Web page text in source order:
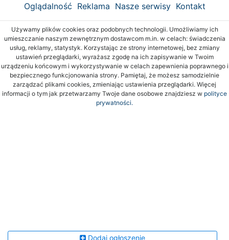
Oglądalność Reklama Nasze serwisy Kontakt
Używamy plików cookies oraz podobnych technologii. Umożliwiamy ich
umieszczanie naszym zewnętrznym dostawcom m.in. w celach: świadczenia
usług, reklamy, statystyk. Korzystając ze strony internetowej, bez zmiany
ustawień przeglądarki, wyrażasz zgodę na ich zapisywanie w Twoim
urządzeniu końcowym i wykorzystywanie w celach zapewnienia poprawnego i
bezpiecznego funkcjonowania strony. Pamiętaj, że możesz samodzielnie
zarządzać plikami cookies, zmieniając ustawienia przeglądarki. Więcej
informacji o tym jak przetwarzamy Twoje dane osobowe znajdziesz w polityce
prywatności.
Dodaj ogłoszenie